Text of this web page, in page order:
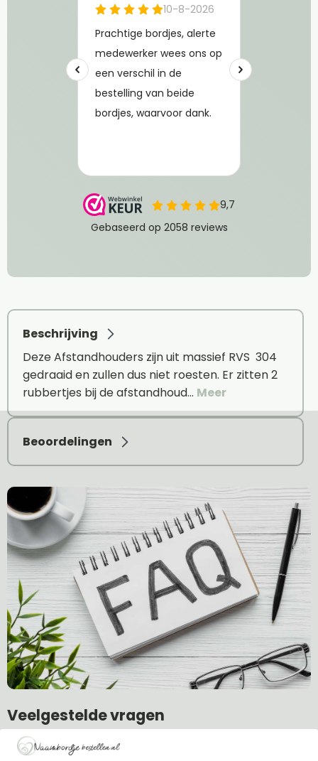
Beschrijving
Deze Afstandhouders zijn uit massief RVS 304
gedraaid en zullen dus niet roesten. Er zitten 2
rubbertjes bij de afstandhoud… Meer
Beoordelingen
Veelgestelde vragen
Krijg ik eerst een proefdruk te zien?